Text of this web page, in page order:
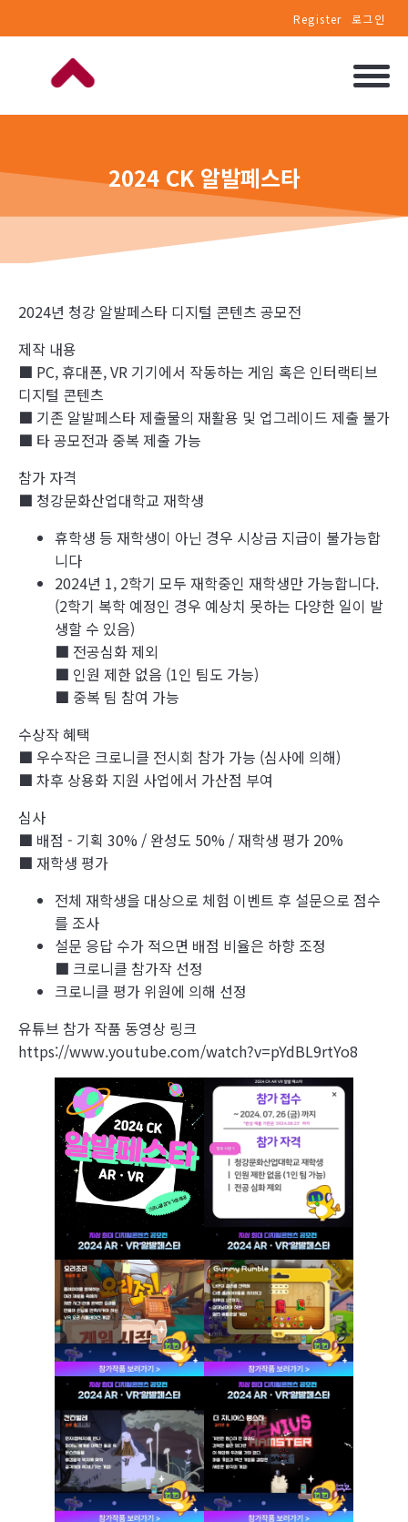
Register 로그인
2024 CK 알발페스타
2024년 청강 알발페스타 디지털 콘텐츠 공모전
제작 내용
■ PC, 휴대폰, VR 기기에서 작동하는 게임 혹은 인터랙티브
디지털 콘텐츠
■ 기존 알발페스타 제출물의 재활용 및 업그레이드 제출 불가
■ 타 공모전과 중복 제출 가능
참가 자격
■ 청강문화산업대학교 재학생
휴학생 등 재학생이 아닌 경우 시상금 지급이 불가능합
니다
2024년 1, 2학기 모두 재학중인 재학생만 가능합니다.
(2학기 복학 예정인 경우 예상치 못하는 다양한 일이 발
생할 수 있음)
■ 전공심화 제외
■ 인원 제한 없음 (1인 팀도 가능)
■ 중복 팀 참여 가능
수상작 혜택
■ 우수작은 크로니클 전시회 참가 가능 (심사에 의해)
■ 차후 상용화 지원 사업에서 가산점 부여
심사
■ 배점 - 기획 30% / 완성도 50% / 재학생 평가 20%
■ 재학생 평가
전체 재학생을 대상으로 체험 이벤트 후 설문으로 점수
를 조사
설문 응답 수가 적으면 배점 비율은 하향 조정
■ 크로니클 참가작 선정
크로니클 평가 위원에 의해 선정
유튜브 참가 작품 동영상 링크
https://www.youtube.com/watch?v=pYdBL9rtYo8